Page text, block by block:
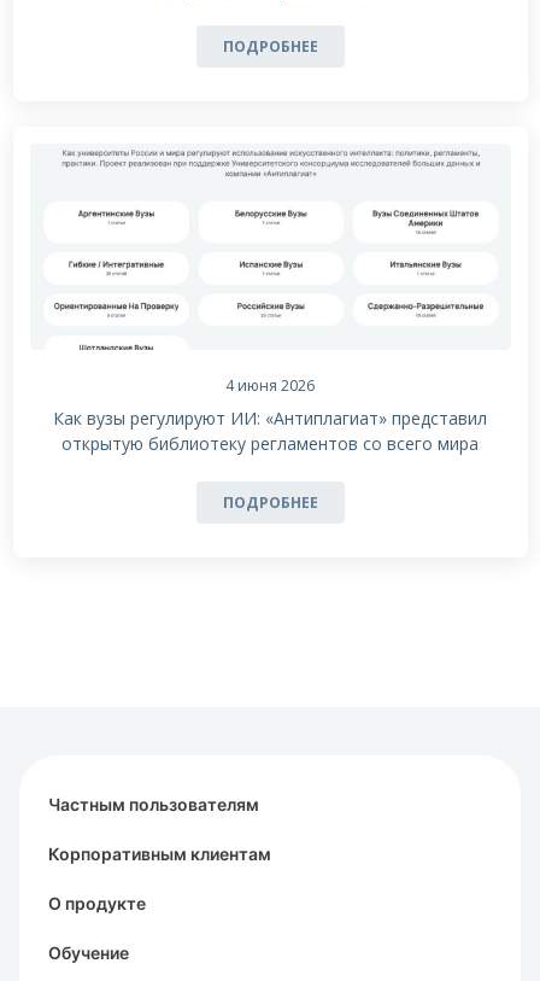
ПОДРОБНЕЕ
4 июня 2026
Как вузы регулируют ИИ: «Антиплагиат» представил
открытую библиотеку регламентов со всего мира
ПОДРОБНЕЕ
Частным пользователям
Корпоративным клиентам
О продукте
Обучение